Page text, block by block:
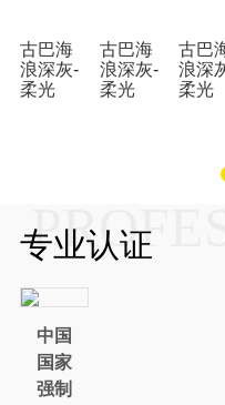
古巴海
浪深灰-
柔光
古巴海
浪深灰-
柔光
古巴
浪深
柔光
专业认证
中国
国家
强制